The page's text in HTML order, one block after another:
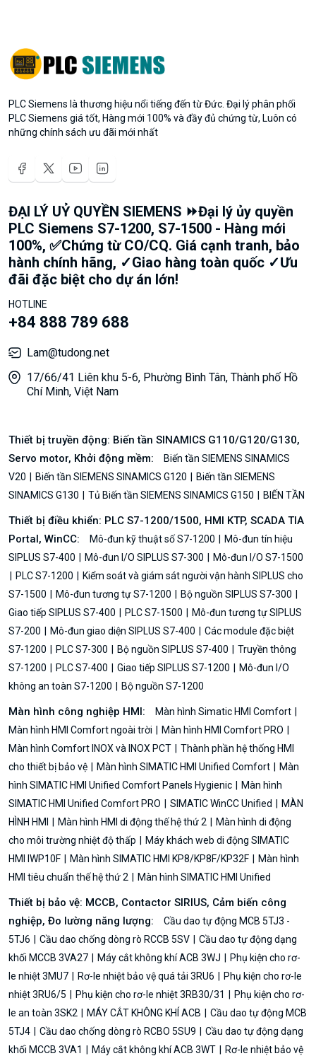
PLC Siemens là thương hiệu nổi tiếng đến từ Đức. Đại lý phân phối
PLC Siemens giá tốt, Hàng mới 100% và đầy đủ chứng từ, Luôn có
những chính sách ưu đãi mới nhất
ĐẠI LÝ UỶ QUYỀN SIEMENS ⏩Đại lý ủy quyền
PLC Siemens S7-1200, S7-1500 - Hàng mới
100%, ✅Chứng từ CO/CQ. Giá cạnh tranh, bảo
hành chính hãng, ✓Giao hàng toàn quốc ✓Ưu
đãi đặc biệt cho dự án lớn!
HOTLINE
+84 888 789 688
Lam@tudong.net
17/66/41 Liên khu 5-6, Phường Bình Tân, Thành phố Hồ
Chí Minh, Việt Nam
Thiết bị truyền động: Biến tần SINAMICS G110/G120/G130,
Servo motor, Khởi động mềm:
Biến tần SIEMENS SINAMICS
V20
Biến tần SIEMENS SINAMICS G120
Biến tần SIEMENS
SINAMICS G130
Tủ Biến tần SIEMENS SINAMICS G150 BIẾN TẦN
Thiết bị điều khiển: PLC S7-1200/1500, HMI KTP, SCADA TIA
Portal, WinCC:
Mô-đun kỹ thuật số S7-1200
Mô-đun tín hiệu
SIPLUS S7-400
Mô-đun I/O SIPLUS S7-300
Mô-đun I/O S7-1500
PLC S7-1200
Kiểm soát và giám sát người vận hành SIPLUS cho
S7-1500
Mô-đun tương tự S7-1200
Bộ nguồn SIPLUS S7-300
Giao tiếp SIPLUS S7-400
PLC S7-1500
Mô-đun tương tự SIPLUS
S7-200
Mô-đun giao diện SIPLUS S7-400
Các module đặc biệt
S7-1200
PLC S7-300 Bộ nguồn SIPLUS S7-400
Truyền thông
S7-1200
PLC S7-400 Giao tiếp SIPLUS S7-1200
Mô-đun I/O
không an toàn S7-1200
Bộ nguồn S7-1200
Màn hình công nghiệp HMI:
Màn hình Simatic HMI Comfort
Màn hình HMI Comfort ngoài trời
Màn hình HMI Comfort PRO
Màn hình Comfort INOX và INOX PCT
Thành phần hệ thống HMI
cho thiết bị bảo vệ
Màn hình SIMATIC HMI Unified Comfort
Màn
hình SIMATIC HMI Unified Comfort Panels Hygienic
Màn hình
SIMATIC HMI Unified Comfort PRO
SIMATIC WinCC Unified
MÀN
HÌNH HMI
Màn hình HMI di động thế hệ thứ 2
Màn hình di động
cho môi trường nhiệt độ thấp
Máy khách web di động SIMATIC
HMI IWP10F
Màn hình SIMATIC HMI KP8/KP8F/KP32F
Màn hình
HMI tiêu chuẩn thế hệ thứ 2
Màn hình SIMATIC HMI Unified
Thiết bị bảo vệ: MCCB, Contactor SIRIUS, Cảm biến công
nghiệp, Đo lường năng lượng:
Cầu dao tự động MCB 5TJ3 -
5TJ6
Cầu dao chống dòng rò RCCB 5SV
Cầu dao tự động dạng
khối MCCB 3VA27
Máy cắt không khí ACB 3WJ
Phụ kiện cho rơ-
le nhiệt 3MU7
Rơ-le nhiệt bảo vệ quá tải 3RU6
Phụ kiện cho rơ-le
nhiệt 3RU6/5
Phụ kiện cho rơ-le nhiệt 3RB30/31
Phụ kiện cho rơ-
le an toàn 3SK2
MÁY CẮT KHÔNG KHÍ ACB
Cầu dao tự động MCB
5TJ4
Cầu dao chống dòng rò RCBO 5SU9
Cầu dao tự động dạng
khối MCCB 3VA1
Máy cắt không khí ACB 3WT
Rơ-le nhiệt bảo vệ